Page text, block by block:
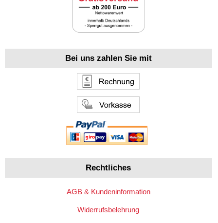
Bei uns zahlen Sie mit
Rechtliches
AGB & Kundeninformation
Widerrufsbelehrung